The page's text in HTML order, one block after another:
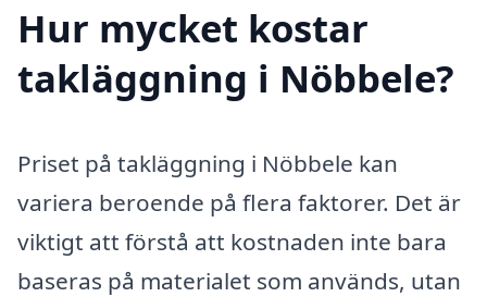
Hur mycket kostar
takläggning i Nöbbele?
Priset på takläggning i Nöbbele kan
variera beroende på flera faktorer. Det är
viktigt att förstå att kostnaden inte bara
baseras på materialet som används, utan